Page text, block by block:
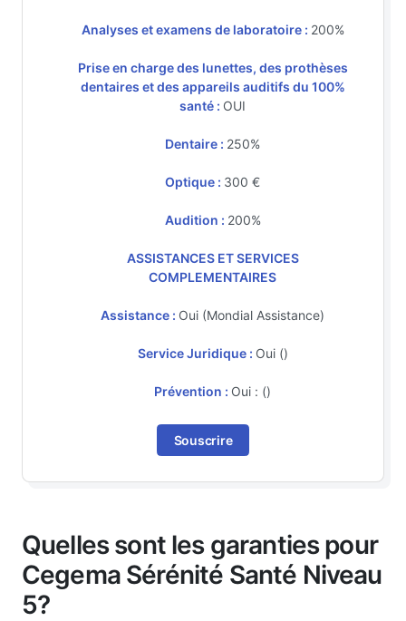
Analyses et examens de laboratoire : 200%
Prise en charge des lunettes, des prothèses
dentaires et des appareils auditifs du 100%
santé : OUI
Dentaire : 250%
Optique : 300 €
Audition : 200%
ASSISTANCES ET SERVICES
COMPLEMENTAIRES
Assistance : Oui (Mondial Assistance)
Service Juridique : Oui ()
Prévention : Oui : ()
Souscrire
Quelles sont les garanties pour
Cegema Sérénité Santé Niveau
5?